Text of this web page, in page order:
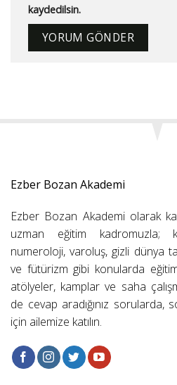
kaydedilsin.
Ezber Bozan Akademi
Ezber Bozan Akademi olarak
uzman eğitim kadromuzla;
numeroloji, varoluş, gizli dünya
ve fütürizm gibi konularda
atölyeler, kamplar ve saha
de cevap aradığınız sorularda,
için ailemize katılın.